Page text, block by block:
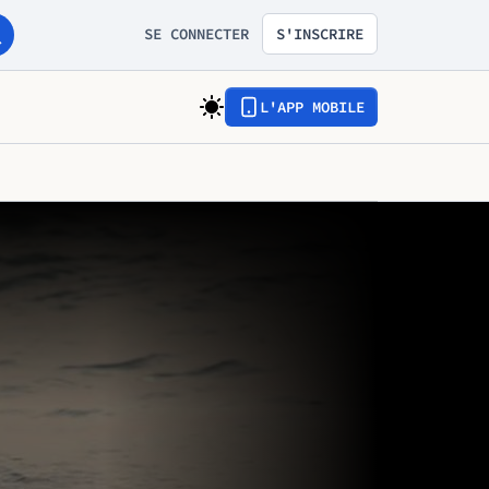
SE CONNECTER S'INSCRIRE
L'APP MOBILE